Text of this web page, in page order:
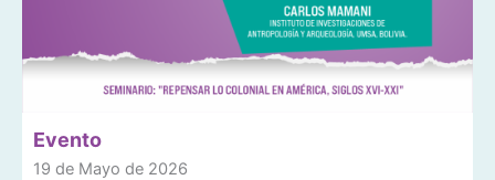
Evento
19 de Mayo de 2026